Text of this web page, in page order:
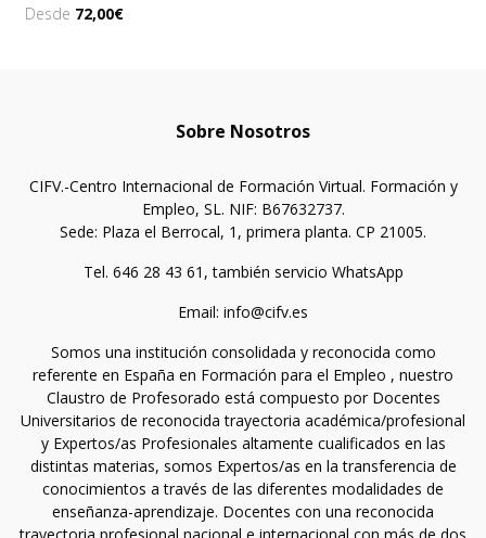
Desde 72,00€
Sobre Nosotros
CIFV.-Centro Internacional de Formación Virtual. Formación y
Empleo, SL. NIF: B67632737.
Sede: Plaza el Berrocal, 1, primera planta. CP 21005.
Tel. 646 28 43 61, también servicio WhatsApp
Email: info@cifv.es
Somos una institución consolidada y reconocida como
referente en España en Formación para el Empleo , nuestro
Claustro de Profesorado está compuesto por Docentes
Universitarios de reconocida trayectoria académica/profesional
y Expertos/as Profesionales altamente cualificados en las
distintas materias, somos Expertos/as en la transferencia de
conocimientos a través de las diferentes modalidades de
enseñanza-aprendizaje. Docentes con una reconocida